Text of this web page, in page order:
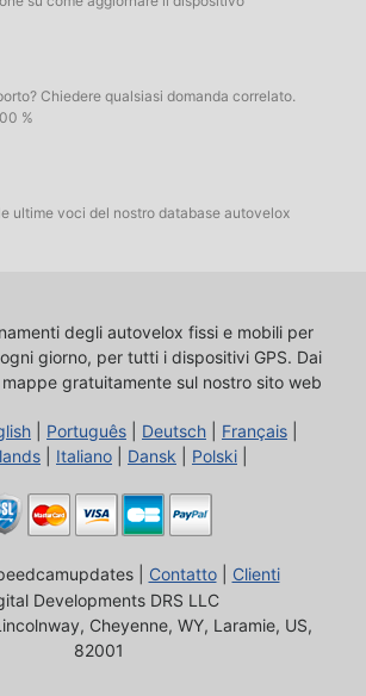
Chiedere qualsiasi domanda correlato.
%
ultime voci del nostro database autovelox
degli autovelox fissi e mobili per
giorno, per tutti i dispositivi GPS. Dai
gratuitamente sul nostro sito web
Português Deutsch Français
Italiano Dansk Polski
| Contatto| Clienti
Developments DRS LLC
Cheyenne, WY, Laramie, US,
82001